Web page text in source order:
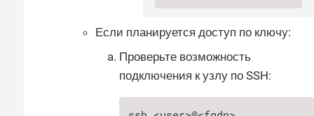
Если планируется доступ по ключу:
Проверьте возможность
подключения к узлу по SSH: